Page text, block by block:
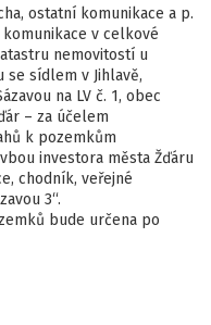
ostatní komunikace a p.
v celkové
nemovitostí u
se sídlem v Jihlavě,
na LV č. 1, obec
– za účelem
k pozemkům
investora města Žďáru
chodník, veřejné
3“.
bude určena po